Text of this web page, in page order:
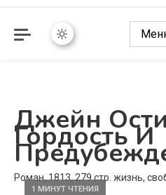
Джейн
Гордость И
1 МИНУТ ЧТЕНИЯ
Роман, 1813, 279 стр. жизнь,